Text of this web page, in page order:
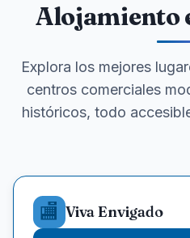
Alojamiento
Explora los mejores
centros comerciales
históricos, todo
🏬 Viva Envigado